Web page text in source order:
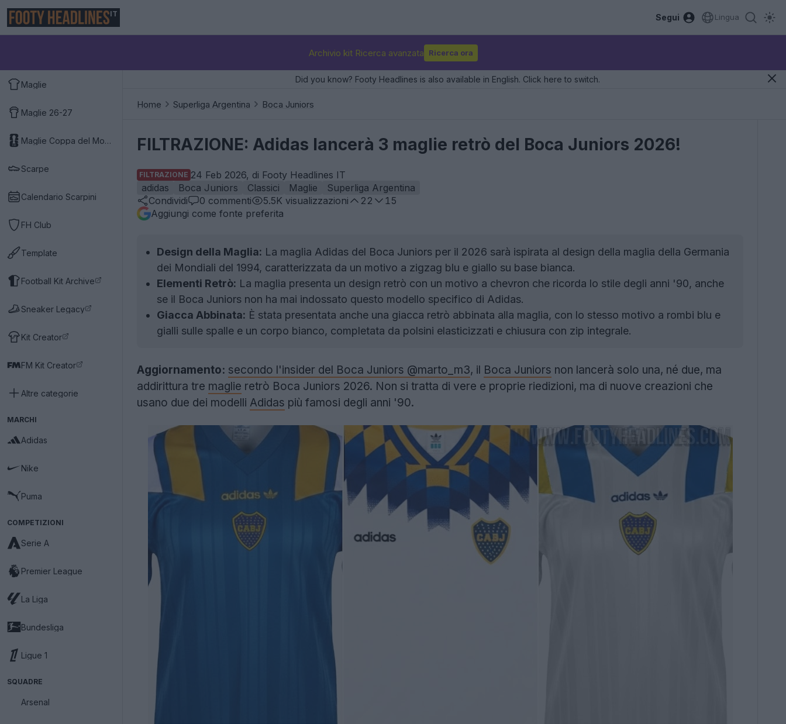
IT Segui Lingua
Archivio kit Ricerca avanzata Ricerca ora
Maglie
Maglie 26-27
Maglie Coppa del Mondo 2026
Scarpe
Calendario Scarpini
FH Club
Template
Football Kit Archive
Sneaker Legacy
Kit Creator
FM Kit Creator
Altre categorie
MARCHI
Adidas
Nike
Puma
COMPETIZIONI
Serie A
Premier League
La Liga
Bundesliga
Ligue 1
SQUADRE
Arsenal
Did you know? Footy Headlines is also available in English. Click here to switch.
Home Superliga Argentina Boca Juniors
FILTRAZIONE: Adidas lancerà 3 maglie retrò del Boca Juniors 2026!
FILTRAZIONE 24 Feb 2026, di Footy Headlines IT
adidas
Boca Juniors Classici Maglie
Superliga Argentina
Condividi
0 commenti 5.5K visualizzazioni 22
15
Aggiungi come fonte preferita
Design della Maglia: La maglia Adidas del Boca Juniors per il 2026 sarà ispirata al design della maglia della Germania
dei Mondiali del 1994, caratterizzata da un motivo a zigzag blu e giallo su base bianca.
Elementi Retrò: La maglia presenta un design retrò con un motivo a chevron che ricorda lo stile degli anni '90, anche
se il Boca Juniors non ha mai indossato questo modello specifico di Adidas.
Giacca Abbinata: È stata presentata anche una giacca retrò abbinata alla maglia, con lo stesso motivo a rombi blu e
gialli sulle spalle e un corpo bianco, completata da polsini elasticizzati e chiusura con zip integrale.
Aggiornamento: secondo l'insider del Boca Juniors @marto_m3, il Boca Juniors non lancerà solo una, né due, ma
addirittura tre maglie retrò Boca Juniors 2026. Non si tratta di vere e proprie riedizioni, ma di nuove creazioni che
usano due dei modelli Adidas più famosi degli anni '90.